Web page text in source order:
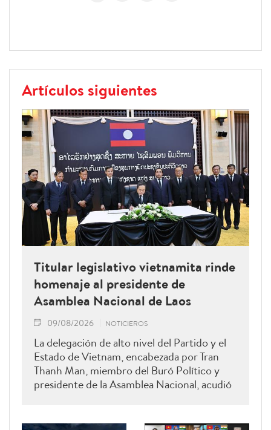
Artículos siguientes
Titular legislativo vietnamita rinde
homenaje al presidente de
Asamblea Nacional de Laos
09/08/2026 NOTICIEROS
La delegación de alto nivel del Partido y el
Estado de Vietnam, encabezada por Tran
Thanh Man, miembro del Buró Político y
presidente de la Asamblea Nacional, acudió
presidente de la Asamblea Nacional de Laos.